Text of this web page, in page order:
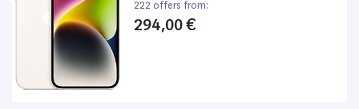
222 offers from:
294,00 €